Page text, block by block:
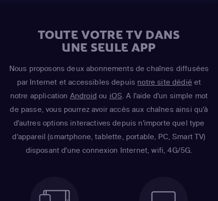
TOUTE VOTRE TV DANS
UNE SEULE APP
Nous proposons deux abonnements de chaînes diffusées
par Internet et accessibles depuis notre site dédié et
notre application Android ou iOS . A l'aide d'un simple mot
de passe, vous pourrez avoir accès aux chaînes ainsi qu'à
d'autres options interactives depuis n'importe quel type
d'appareil (smartphone, tablette, portable, PC, Smart TV)
disposant d'une connexion Internet, wifi, 4G/5G.